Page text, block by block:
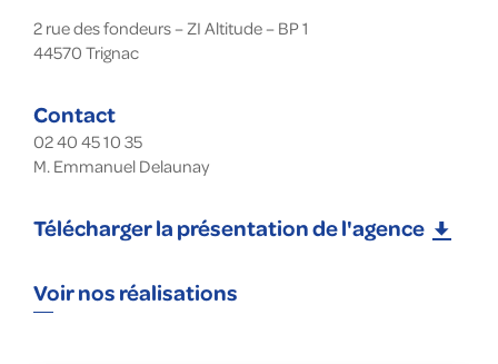
2 rue des fondeurs – ZI Altitude – BP 1
44570 Trignac
Contact
02 40 45 10 35
M. Emmanuel Delaunay
Télécharger la présentation de l'agence
Voir nos réalisations